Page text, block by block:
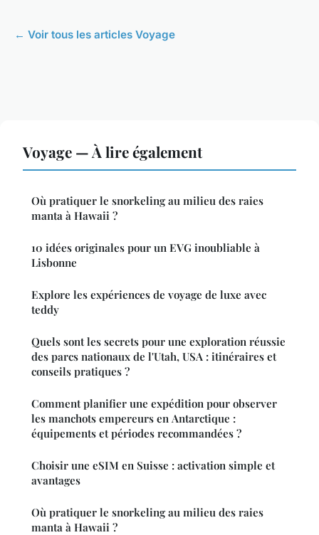
← Voir tous les articles Voyage
Voyage — À lire également
Où pratiquer le snorkeling au milieu des raies
manta à Hawaii ?
10 idées originales pour un EVG inoubliable à
Lisbonne
Explore les expériences de voyage de luxe avec
teddy
Quels sont les secrets pour une exploration réussie
des parcs nationaux de l'Utah, USA : itinéraires et
conseils pratiques ?
Comment planifier une expédition pour observer
les manchots empereurs en Antarctique :
équipements et périodes recommandées ?
Choisir une eSIM en Suisse : activation simple et
avantages
Où pratiquer le snorkeling au milieu des raies
manta à Hawaii ?